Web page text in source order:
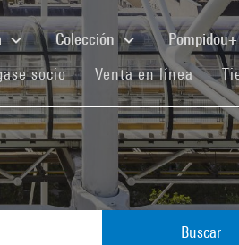
Colección
socio(current)Venta en línea
Buscar